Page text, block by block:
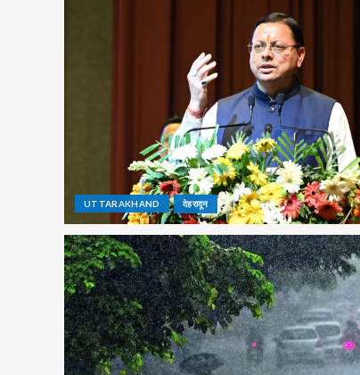
UTTARAKHAND देहरादून